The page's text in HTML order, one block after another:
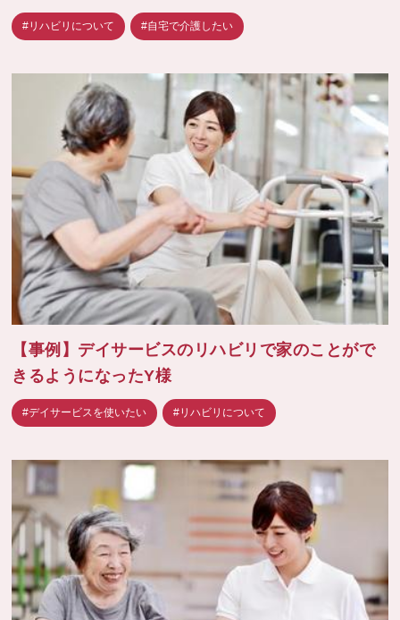
#リハビリについて #自宅で介護したい
【事例】デイサービスのリハビリで家のことがで
きるようになったY様
#デイサービスを使いたい #リハビリについて